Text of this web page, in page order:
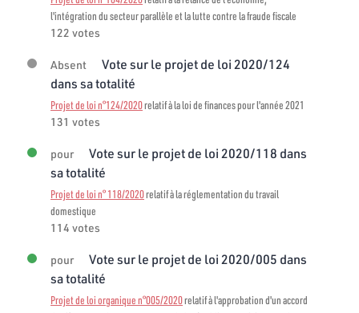
l'intégration du secteur parallèle et la lutte contre la fraude fiscale
122 votes
Absent
Vote sur le projet de loi 2020/124
dans sa totalité
Projet de loi n°124/2020relatif à la loi de finances pour l'année 2021
131 votes
pour
Vote sur le projet de loi 2020/118 dans
sa totalité
Projet de loi n° 118/2020relatif à la réglementation du travail
domestique
114 votes
pour
Vote sur le projet de loi 2020/005 dans
sa totalité
Projet de loi organique n°005/2020relatif à l'approbation d'un accord